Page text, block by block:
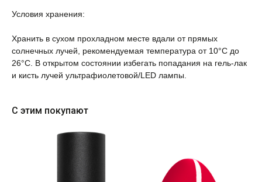
Условия хранения:
Хранить в сухом прохладном месте вдали от прямых
солнечных лучей, рекомендуемая температура от 10°С до
26°С. В открытом состоянии избегать попадания на гель-лак
и кисть лучей ультрафиолетовой/LED лампы.
С этим покупают